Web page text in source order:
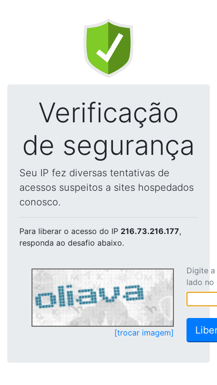
Verificação
de segurança
Seu IP fez diversas tentativas de
acessos suspeitos a sites hospedados
conosco.
Para liberar o acesso do IP 216.73.216.177,
responda ao desafio abaixo.
[trocar imagem]
Digite
lado no